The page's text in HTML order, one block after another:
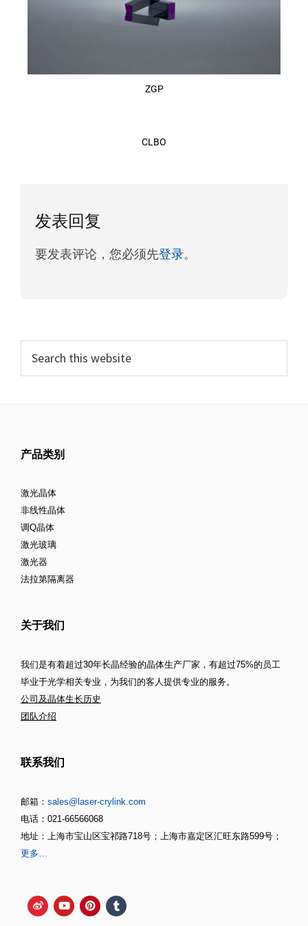
ZGP
CLBO
发表回复
要发表评论，您必须先登录。
产品类别
激光晶体
非线性晶体
调Q晶体
激光玻璃
激光器
法拉第隔离器
关于我们
我们是有着超过30年长晶经验的晶体生产厂家，有超过75%的员工
毕业于光学相关专业，为我们的客人提供专业的服务。
公司及晶体生长历史
团队介绍
联系我们
邮箱： sales@laser-crylink.com
电话：021-66566068
地址：上海市宝山区宝祁路718号；上海市嘉定区汇旺东路599号；
更多…